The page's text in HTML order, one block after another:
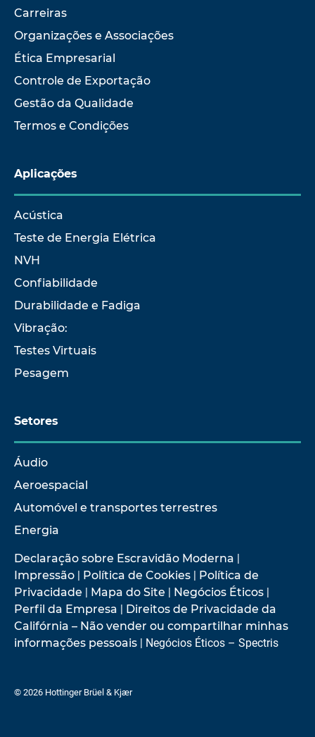
Carreiras
Organizações e Associações
Ética Empresarial
Controle de Exportação
Gestão da Qualidade
Termos e Condições
Aplicações
Acústica
Teste de Energia Elétrica
NVH
Confiabilidade
Durabilidade e Fadiga
Vibração:
Testes Virtuais
Pesagem
Setores
Áudio
Aeroespacial
Automóvel e transportes terrestres
Energia
Declaração sobre Escravidão Moderna |
Impressão | Política de Cookies | Política de
Privacidade | Mapa do Site | Negócios Éticos |
Perfil da Empresa | Direitos de Privacidade da
Califórnia – Não vender ou compartilhar minhas
informações pessoais | Negócios Éticos – Spectris
© 2026 Hottinger Brüel & Kjær